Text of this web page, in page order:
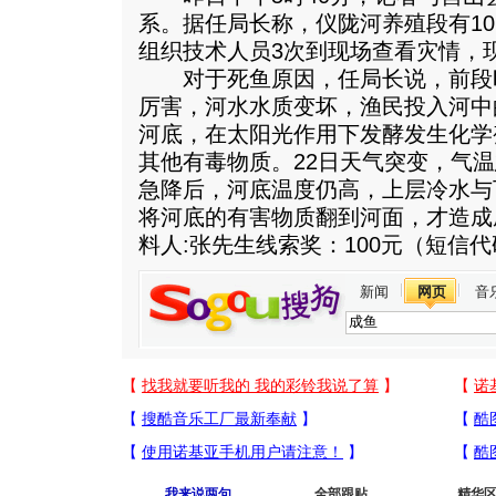
系。据任局长称，仪陇河养殖段有
组织技术人员3次到现场查看灾情，
对于死鱼原因，任局长说，前段
厉害，河水水质变坏，渔民投入河
河底，在太阳光作用下发酵发生化
其他有毒物质。22日天气突变，气
急降后，河底温度仍高，上层冷水
将河底的有害物质翻到河面，才造
料人:张先生线索奖：100元（短信
新闻 网页 音